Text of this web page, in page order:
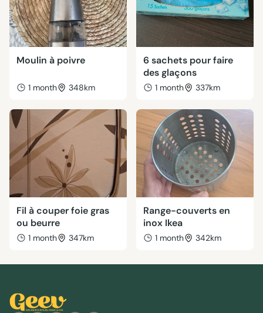
Moulin à poivre
1 month 348km
6 sachets pour faire
des glaçons
1 month 337km
Fil à couper foie gras
ou beurre
1 month 347km
Range-couverts en
inox Ikea
1 month 342km